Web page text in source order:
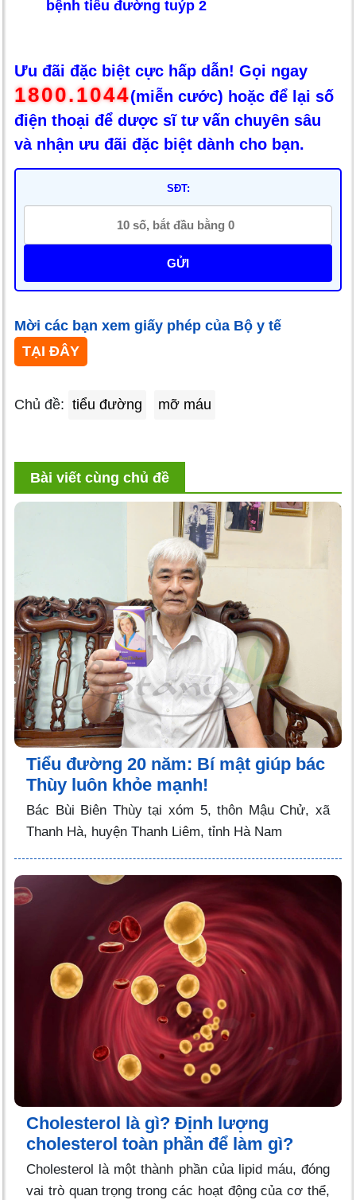
bệnh tiểu đường tuýp 2
Ưu đãi đặc biệt cực hấp dẫn! Gọi ngay
1800.1044(miễn cước) hoặc để lại số
điện thoại để dược sĩ tư vấn chuyên sâu
và nhận ưu đãi đặc biệt dành cho bạn.
SĐT:
GỬI
Mời các bạn xem giấy phép của Bộ y tế
TẠI ĐÂY
Chủ đề: tiểu đường mỡ máu
Bài viết cùng chủ đề
Tiểu đường 20 năm: Bí mật giúp bác
Thùy luôn khỏe mạnh!
Bác Bùi Biên Thùy tại xóm 5, thôn Mậu Chử, xã
Thanh Hà, huyện Thanh Liêm, tỉnh Hà Nam
Cholesterol là gì? Định lượng
cholesterol toàn phần để làm gì?
Cholesterol là một thành phần của lipid máu, đóng
vai trò quan trọng trong các hoạt động của cơ thể,